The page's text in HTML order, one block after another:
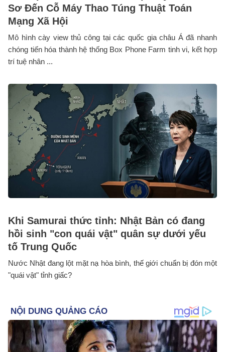
Sơ Đến Cỗ Máy Thao Túng Thuật Toán
Mạng Xã Hội
Mô hình cày view thủ công tại các quốc gia châu Á đã nhanh
chóng tiến hóa thành hệ thống Box Phone Farm tinh vi, kết hợp
trí tuệ nhân ...
Khi Samurai thức tỉnh: Nhật Bản có đang
hồi sinh "con quái vật" quân sự dưới yếu
tố Trung Quốc
Nước Nhật đang lột mặt nạ hòa bình, thế giới chuẩn bị đón một
"quái vật" tỉnh giấc?